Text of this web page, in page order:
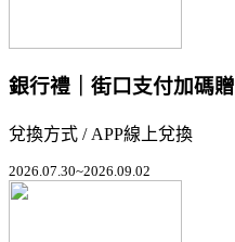
銀行禮｜街口支付加碼贈
兌換方式 / APP線上兌換
2026.07.30~2026.09.02